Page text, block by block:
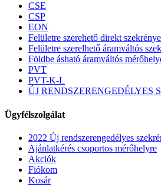
CSE
CSP
EON
Felületre szerehető direkt
Felületre szerelhető áramváltós
Földbe ásható áramváltós
PVT
PVT-K-L
ÚJ RENDSZERENGEDÉLYES
Ügyfélszolgálat
2022 Új rendszerengedélyes
Ajánlatkérés csoportos mérőhelyre
Akciók
Fiókom
Kosár